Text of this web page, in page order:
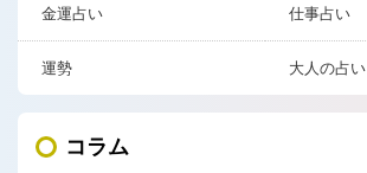
金運占い 仕事占い
運勢 大人の占い
コラム